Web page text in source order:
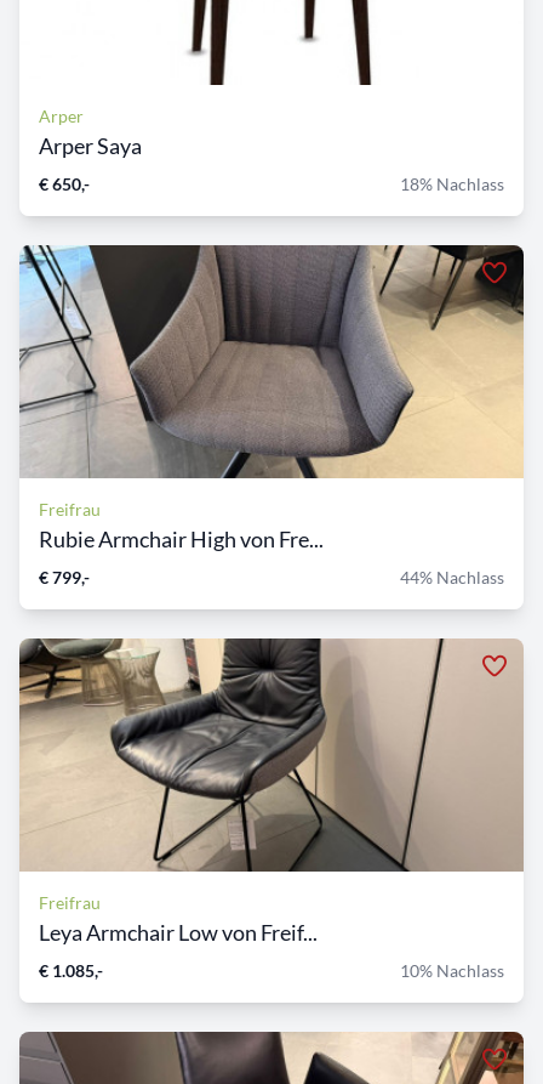
Arper
Arper Saya
€ 650,- 18% Nachlass
Freifrau
Rubie Armchair High von Fre...
€ 799,- 44% Nachlass
Freifrau
Leya Armchair Low von Freif...
€ 1.085,- 10% Nachlass